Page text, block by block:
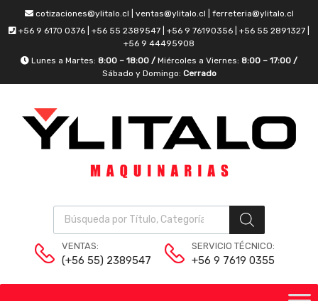
cotizaciones@ylitalo.cl | ventas@ylitalo.cl | ferreteria@ylitalo.cl
+56 9 6170 0376 | +56 55 2389547 | +56 9 76190356 | +56 55 2891327 |
+56 9 44495908
Lunes a Martes: 8:00 – 18:00 / Miércoles a Viernes: 8:00 – 17:00 /
Sábado y Domingo: Cerrado
VENTAS:
(+56 55) 2389547
SERVICIO TÉCNICO:
+56 9 7619 0355